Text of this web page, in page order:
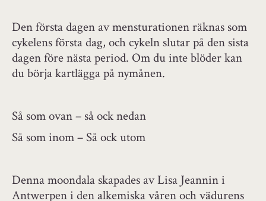
Den första dagen av mensturationen räknas som
cykelens första dag, och cykeln slutar på den sista
dagen före nästa period. Om du inte blöder kan
du börja kartlägga på nymånen.
Så som ovan – så ock nedan
Så som inom – Så ock utom
Denna moondala skapades av Lisa Jeannin i
Antwerpen i den alkemiska våren och vädurens